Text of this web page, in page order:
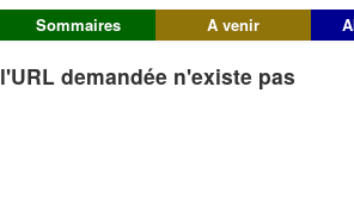
Sommaires A venir
l'URL demandée n'existe pas